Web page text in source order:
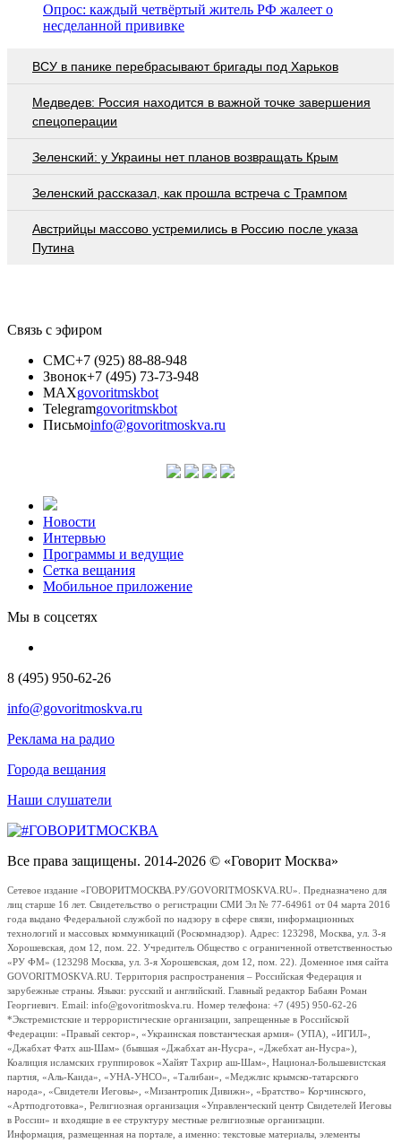
Опрос: каждый четвёртый житель РФ жалеет о
несделанной прививке
ВСУ в панике перебрасывают бригады под Харьков
Медведев: Россия находится в важной точке завершения
спецоперации
Зеленский: у Украины нет планов возвращать Крым
Зеленский рассказал, как прошла встреча с Трампом
Австрийцы массово устремились в Россию после указа
Путина
Связь с эфиром
СМС+7 (925) 88-88-948
Звонок+7 (495) 73-73-948
MAXgovoritmskbot
Telegramgovoritmskbot
Письмоinfo@govoritmoskva.ru
Новости
Интервью
Программы и ведущие
Сетка вещания
Мобильное приложение
Мы в соцсетях
8 (495) 950-62-26
info@govoritmoskva.ru
Реклама на радио
Города вещания
Наши слушатели
Все права защищены. 2014-2026 © «Говорит Москва»
Сетевое издание «ГОВОРИТМОСКВА.РУ/GOVORITMOSKVA.RU». Предназначено для
лиц старше 16 лет. Свидетельство о регистрации СМИ Эл № 77-64961 от 04 марта 2016
года выдано Федеральной службой по надзору в сфере связи, информационных
технологий и массовых коммуникаций (Роскомнадзор). Адрес: 123298, Москва, ул. 3-я
Хорошевская, дом 12, пом. 22. Учредитель Общество с ограниченной ответственностью
«РУ ФМ» (123298 Москва, ул. 3-я Хорошевская, дом 12, пом. 22). Доменное имя сайта
GOVORITMOSKVA.RU. Территория распространения – Российская Федерация и
зарубежные страны. Языки: русский и английский. Главный редактор Бабаян Роман
Георгиевич. Email: info@govoritmoskva.ru. Номер телефона: +7 (495) 950-62-26
*Экстремистские и террористические организации, запрещенные в Российской
Федерации: «Правый сектор», «Украинская повстанческая армия» (УПА), «ИГИЛ»,
«Джабхат Фатх аш-Шам» (бывшая «Джабхат ан-Нусра», «Джебхат ан-Нусра»),
Коалиция исламских группировок «Хайят Тахрир аш-Шам», Национал-Большевистская
партия, «Аль-Каида», «УНА-УНСО», «Талибан», «Меджлис крымско-татарского
народа», «Свидетели Иеговы», «Мизантропик Дивижн», «Братство» Корчинского,
«Артподготовка», Религиозная организация «Управленческий центр Свидетелей Иеговы
в России» и входящие в ее структуру местные религиозные организации.
Информация, размещенная на портале, а именно: текстовые материалы, элементы